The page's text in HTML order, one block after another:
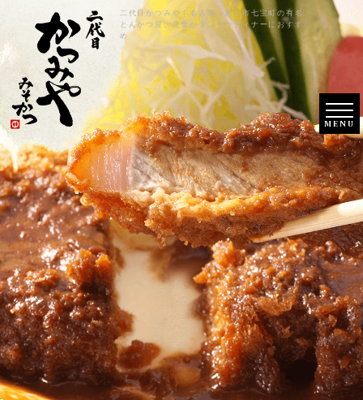
二代目かつみや｜名古屋・あま市七宝町の有名
とんかつ屋。定食がランチやディナーにおすす
め